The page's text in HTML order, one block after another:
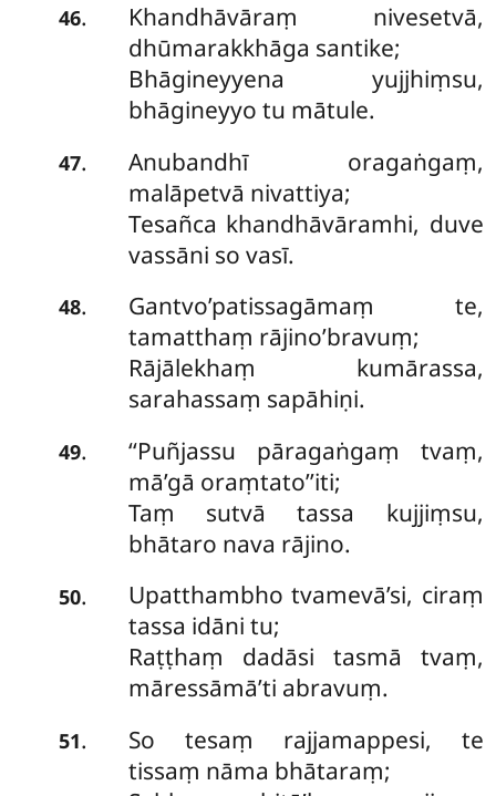
46.
Khandhāvāraṃ nivesetvā,
dhūmarakkhāga santike;
Bhāgineyyena yujjhiṃsu,
bhāgineyyo tu mātule.
47.
Anubandhī oragaṅgaṃ,
malāpetvā nivattiya;
Tesañca khandhāvāramhi, duve
vassāni so vasī.
48.
Gantvo’patissagāmaṃ te,
tamatthaṃ rājino’bravuṃ;
Rājālekhaṃ kumārassa,
sarahassaṃ sapāhiṇi.
49.
‘‘Puñjassu pāragaṅgaṃ tvaṃ,
mā’gā oraṃtato’’iti;
Taṃ sutvā tassa kujjiṃsu,
bhātaro nava rājino.
50.
Upatthambho tvamevā’si, ciraṃ
tassa idāni tu;
Raṭṭhaṃ dadāsi tasmā tvaṃ,
māressāmā’ti abravuṃ.
51.
So tesaṃ rajjamappesi, te
tissaṃ nāma bhātaraṃ;